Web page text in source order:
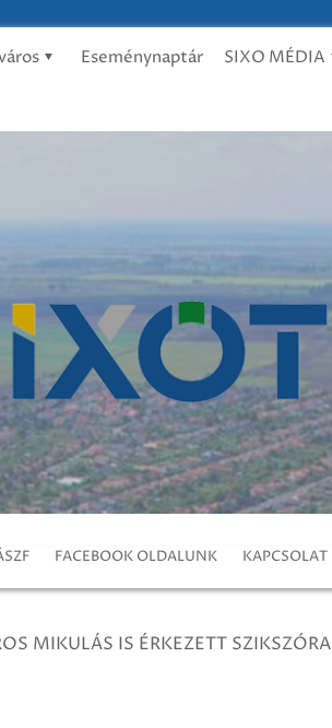
Eseménynaptár SIXO MÉDIA
FACEBOOK OLDALUNK KAPCSOLAT
MIKULÁS IS ÉRKEZETT SZIKSZÓRA